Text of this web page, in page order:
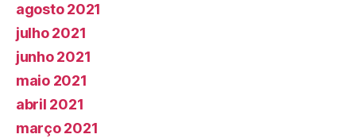
agosto 2021
julho 2021
junho 2021
maio 2021
abril 2021
março 2021